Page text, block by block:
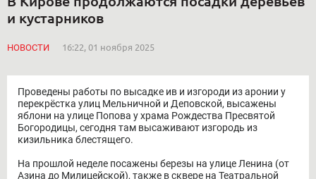
и кустарников
НОВОСТИ 16:22, 01 ноября 2025
Проведены работы по высадке ив и изгороди из аронии у
перекрёстка улиц Мельничной и Деповской, высажены
яблони на улице Попова у храма Рождества Пресвятой
Богородицы, сегодня там высаживают изгородь из
кизильника блестящего.
На прошлой неделе посажены березы на улице Ленина (от
Азина до Милицейской), также в сквере на Театральной